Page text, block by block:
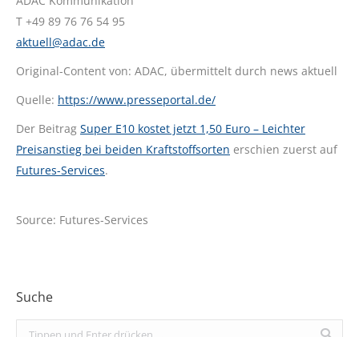
T +49 89 76 76 54 95
aktuell@adac.de
Original-Content von: ADAC, übermittelt durch news aktuell
Quelle: https://www.presseportal.de/
Der Beitrag Super E10 kostet jetzt 1,50 Euro – Leichter
Preisanstieg bei beiden Kraftstoffsorten erschien zuerst auf
Futures-Services.
Source: Futures-Services
Suche
Search: